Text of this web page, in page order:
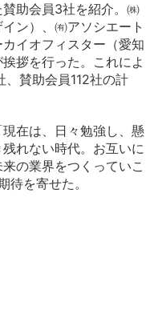
助会員3社を紹介。㈱
ン）、㈲アソシエート
カイオフィスター（愛知
拶を行った。これによ
賛助会員112社の計
在は、日々勉強し、懸
れない時代。お互いに
の業界をつくっていこ
待を寄せた。